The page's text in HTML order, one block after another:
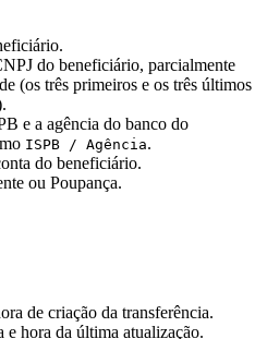
do beneficiário, parcialmente
(os três primeiros e os três últimos
e a agência do banco do
ISPB / Agência.
do beneficiário.
ou Poupança.
de criação da transferência.
hora da última atualização.